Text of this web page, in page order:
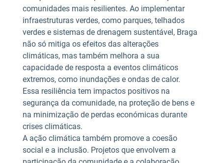
comunidades mais resilientes. Ao implementar
infraestruturas verdes, como parques, telhados
verdes e sistemas de drenagem sustentável, Braga
não só mitiga os efeitos das alterações
climáticas, mas também melhora a sua
capacidade de resposta a eventos climáticos
extremos, como inundações e ondas de calor.
Essa resiliência tem impactos positivos na
segurança da comunidade, na proteção de bens e
na minimização de perdas económicas durante
crises climáticas.
A ação climática também promove a coesão
social e a inclusão. Projetos que envolvem a